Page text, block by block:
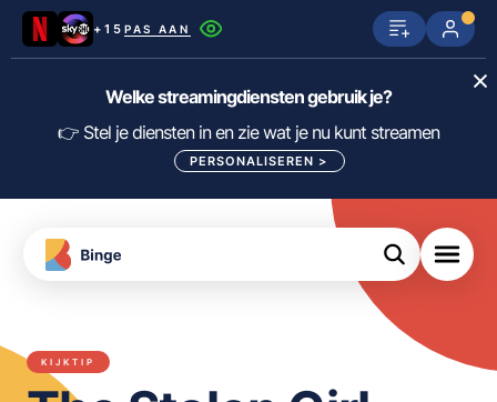
+15 PAS AAN
Netflix SkyShowtime Prime Video
Disney+ Videoland HBO Max
Viaplay Apple TV
KIJK
meJane
Welke streamingdiensten gebruik je?
👉 Stel je diensten in en zie wat je nu kunt streamen
PERSONALISEREN >
KIJKTIP